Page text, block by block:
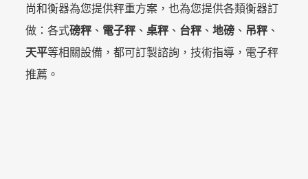
尚和衡器為您提供秤重方案，也為您提供各類衡器訂
做：各式磅秤 、 電子秤 、桌秤 、 台秤 、地磅 、 吊秤 、
天平等相關設備，都可訂製諮詢，技術指導，電子秤
推薦。